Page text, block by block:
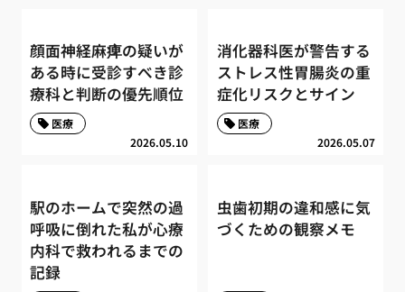
顔面神経麻痺の疑いが
ある時に受診すべき診
療科と判断の優先順位
2026.05.10
医療
消化器科医が警告する
ストレス性胃腸炎の重
症化リスクとサイン
2026.05.07
医療
駅のホームで突然の過
呼吸に倒れた私が心療
内科で救われるまでの
記録
虫歯初期の違和感に気
づくための観察メモ